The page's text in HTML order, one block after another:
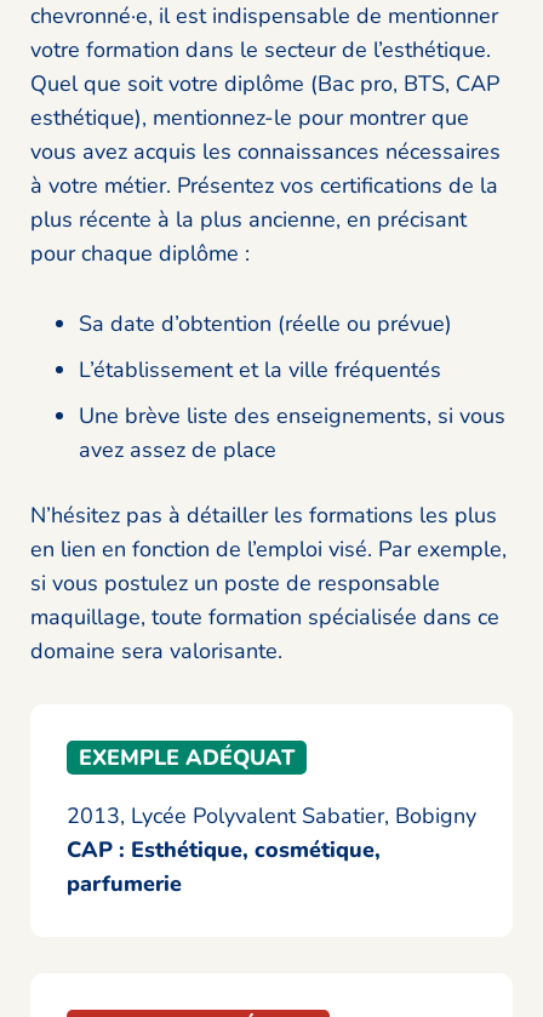
chevronné·e, il est indispensable de mentionner
votre formation dans le secteur de l’esthétique.
Quel que soit votre diplôme (Bac pro, BTS, CAP
esthétique), mentionnez-le pour montrer que
vous avez acquis les connaissances nécessaires
à votre métier. Présentez vos certifications de la
plus récente à la plus ancienne, en précisant
pour chaque diplôme :
Sa date d’obtention (réelle ou prévue)
L’établissement et la ville fréquentés
Une brève liste des enseignements, si vous
avez assez de place
N’hésitez pas à détailler les formations les plus
en lien en fonction de l’emploi visé. Par exemple,
si vous postulez un poste de responsable
maquillage, toute formation spécialisée dans ce
domaine sera valorisante.
EXEMPLE ADÉQUAT
2013, Lycée Polyvalent Sabatier, Bobigny
CAP : Esthétique, cosmétique,
parfumerie